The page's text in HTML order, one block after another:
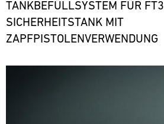
TANKBEFÜLLSYSTEM FÜR FT3
SICHERHEITSTANK MIT
ZAPFPISTOLENVERWENDUNG